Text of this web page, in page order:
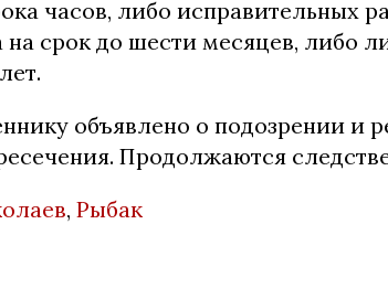
часов, либо исправительных
на срок до шести месяцев, либо
объявлено о подозрении и
Продолжаются
, Рыбак